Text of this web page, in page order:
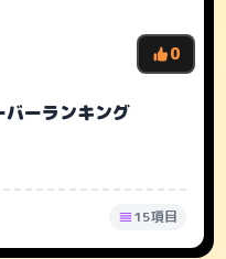
0
ーランキング
15項目